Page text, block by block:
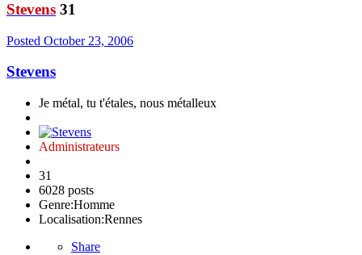
Stevens 31
Posted October 23, 2006
Stevens
Je métal, tu t'étales, nous métalleux
Administrateurs
31
6028 posts
Genre:Homme
Localisation:Rennes
Share